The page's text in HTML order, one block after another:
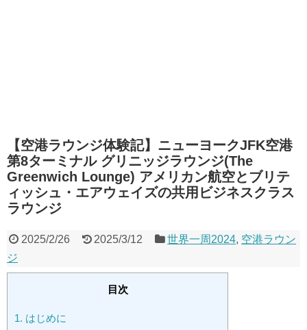
【空港ラウンジ体験記】ニューヨークJFK空港
第8ターミナル グリニッジラウンジ(The
Greenwich Lounge) アメリカン航空とブリテ
ィッシュ・エアウェイズの共用ビジネスクラス
ラウンジ
2025/2/26 2025/3/12 世界一周2024, 空港ラウン
ジ
目次
1. はじめに